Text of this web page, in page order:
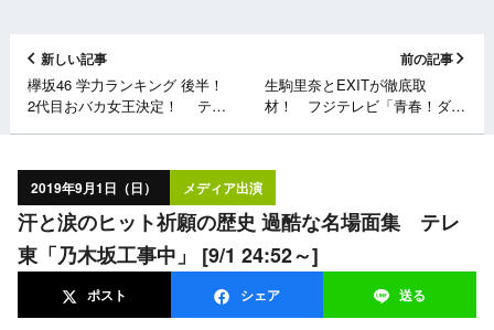
新しい記事
欅坂46 学力ランキング 後半！
2代目おバカ女王決定！ テレ
前の記事
生駒里奈とEXITが徹底取
材！ フジテレビ「青春！ダン
～]
2019年9月1日（日） メディア出演
汗と涙のヒット祈願の歴史 過酷な名場面集 テレ
東「乃木坂工事中」 [9/1 24:52～]
ポスト シェア 送る